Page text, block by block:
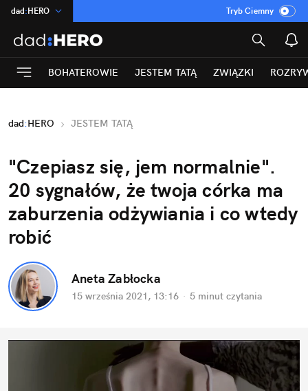
dad:HERO
:Temat
INN:Poland
ASZ:dziennik
Rozrywka
Tryb Ciemny
BOHATEROWIE JESTEM TATĄ ZWIĄZKI
dad:HERO JESTEM TATĄ
"Czepiasz się, jem normalnie".
20 sygnałów, że twoja córka ma
zaburzenia odżywiania i co wtedy
robić
Aneta Zabłocka
15 września 2021, 13:16 · 5 minut czytania